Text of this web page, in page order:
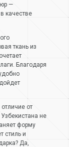
—
качестве
ткань из
Благодаря
от
Узбекистана не
форму
стиль и
Да,